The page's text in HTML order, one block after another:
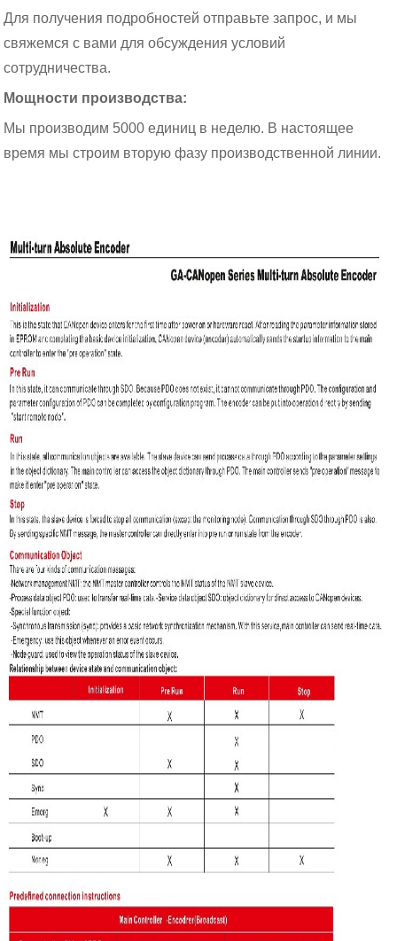
Для получения подробностей отправьте запрос, и мы
свяжемся с вами для обсуждения условий
сотрудничества.
Мощности производства:
Мы производим 5000 единиц в неделю. В настоящее
время мы строим вторую фазу производственной линии.